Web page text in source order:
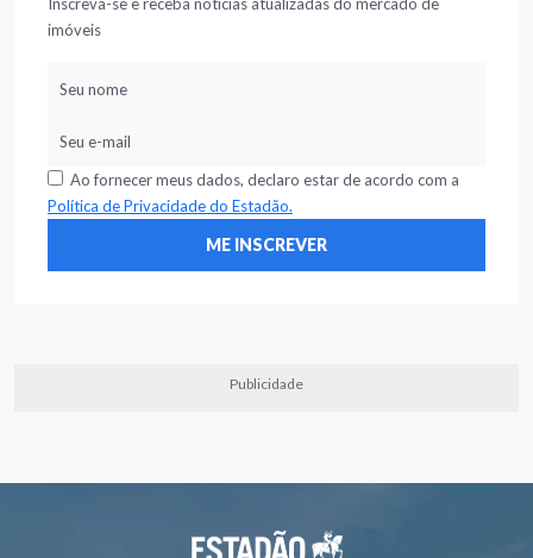
imóveis
Ao fornecer meus dados, declaro estar de acordo com a
Política de Privacidade do Estadão.
Publicidade